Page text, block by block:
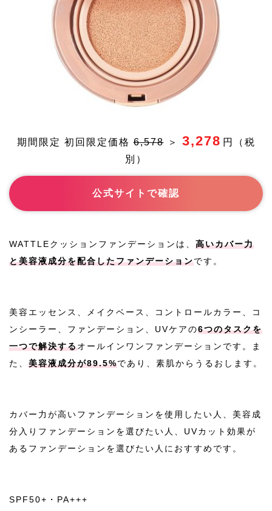
期間限定 初回限定価格6,578＞ 3,278 円（税
別）
公式サイトで確認
WATTLEクッションファンデーションは、 高いカバー力
と美容液成分を配合したファンデーションです。
美容エッセンス、メイクベース、コントロールカラー、コ
ンシーラー、ファンデーション、UVケアの6つのタスクを
一つで解決するオールインワンファンデーションです。ま
た、 美容液成分が89.5%であり、素肌からうるおします。
カバー力が高いファンデーションを使用したい人、美容成
分入りファンデーションを選びたい人、UVカット効果が
あるファンデーションを選びたい人におすすめです。
SPF50+・PA+++